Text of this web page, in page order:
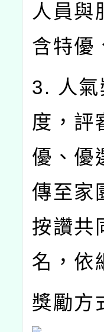
人員與
含特優
3. 人氣
度，評
優、優
傳至家
按讚共
名，依
獎勵方